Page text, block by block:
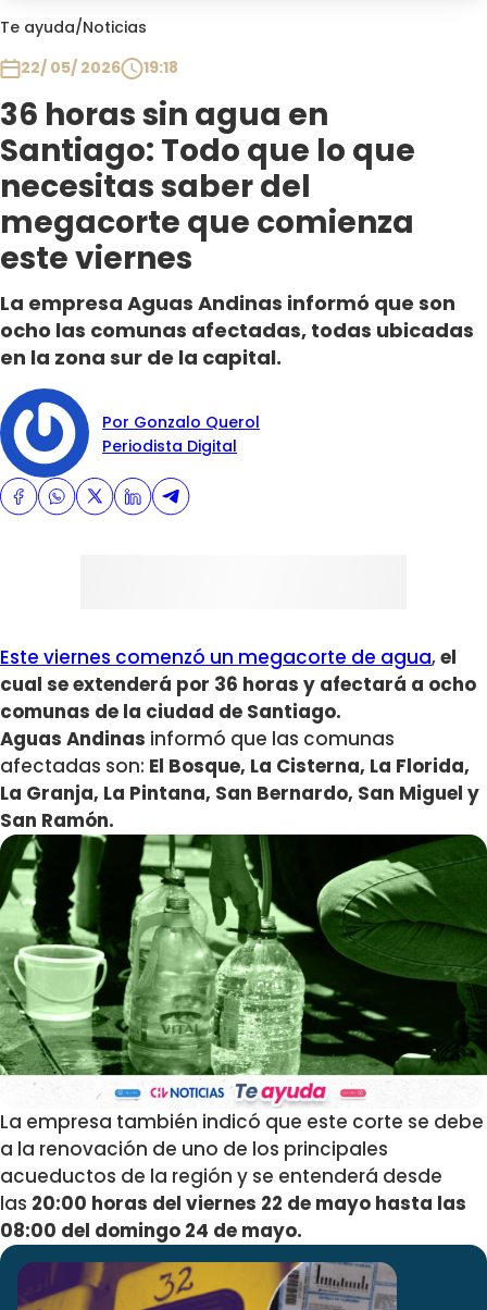
Te ayuda/Noticias
22/ 05/ 2026
19:18
36 horas sin agua en
Santiago: Todo que lo que
necesitas saber del
megacorte que comienza
este viernes
La empresa Aguas Andinas informó que son
ocho las comunas afectadas, todas ubicadas
en la zona sur de la capital.
Por Gonzalo Querol
Periodista Digital
Este viernes comenzó un megacorte de agua,el
cual se extenderá por 36 horas y afectará a ocho
comunas de la ciudad de Santiago.
Aguas Andinas informó que las comunas
afectadas son: El Bosque, La Cisterna, La Florida,
La Granja, La Pintana, San Bernardo, San Miguel y
San Ramón.
La empresa también indicó que este corte se debe
a la renovación de uno de los principales
acueductos de la región y se entenderá desde
las 20:00 horas del viernes 22 de mayo hasta las
08:00 del domingo 24 de mayo.
Club De La Comedia
Plan Perfecto
El Tiempo
Sabingo
Todos Los Programas